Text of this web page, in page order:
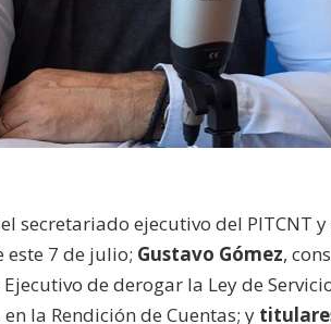
secretariado ejecutivo del PITCNT
7 de julio; Gustavo Gómez,
de derogar la Ley de
la Rendición de Cuentas; y